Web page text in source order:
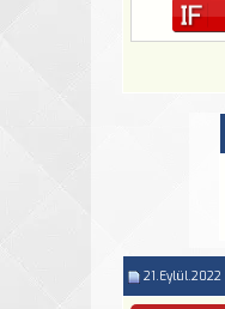
21.Eylül.2022